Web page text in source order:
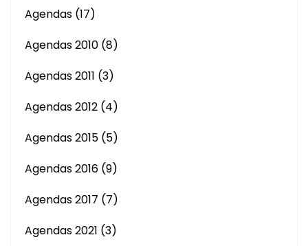
Agendas (17)
Agendas 2010 (8)
Agendas 2011 (3)
Agendas 2012 (4)
Agendas 2015 (5)
Agendas 2016 (9)
Agendas 2017 (7)
Agendas 2021 (3)